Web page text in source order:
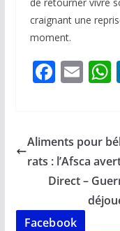
craignant une
moment.
F
b
o
o
k
E
l
Aliments pour
rats : l’Afsca
Direct –
Facebook